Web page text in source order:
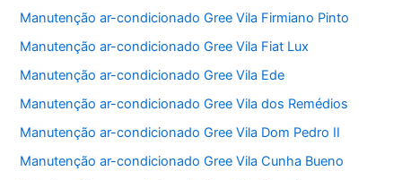
Manutenção ar-condicionado Gree Vila Firmiano Pinto
Manutenção ar-condicionado Gree Vila Fiat Lux
Manutenção ar-condicionado Gree Vila Ede
Manutenção ar-condicionado Gree Vila dos Remédios
Manutenção ar-condicionado Gree Vila Dom Pedro II
Manutenção ar-condicionado Gree Vila Cunha Bueno